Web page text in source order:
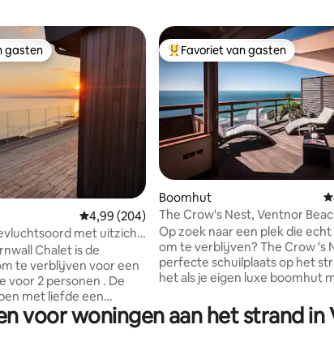
uit 5, 158 recensies
gasten
gasten
Gemiddelde beoordeling van 4,99 uit 5, 204
4,99 (204)
met uitzicht
CornwallChalet is de
te verblijven voor een
voor 2 personen . De
met liefde een
gecreëerd nadat
chalet uit de jaren
Topfavoriet van gasten
Favoriet van gasten
Boomhut
The Crow's Nest, Ventnor
(bubbelbad)
Op zoek naar een plek die echt
om te verblijven? The Crow 's
perfecte schuilplaats op het
het als je eigen luxe boomhut
privébubbelbad voor koppels.
van de 2019 & 22 Lux Travel
voor woningen aan het strand